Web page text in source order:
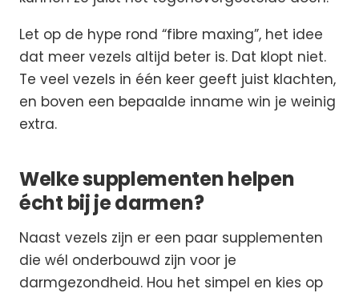
Let op de hype rond “fibre maxing”, het idee
dat meer vezels altijd beter is. Dat klopt niet.
Te veel vezels in één keer geeft juist klachten,
en boven een bepaalde inname win je weinig
extra.
Welke supplementen helpen
écht bij je darmen?
Naast vezels zijn er een paar supplementen
die wél onderbouwd zijn voor je
darmgezondheid. Hou het simpel en kies op